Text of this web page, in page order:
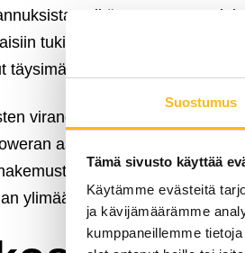
Suostumus
Tämä sivusto käyttää
Käytämme evästeitä
ja kävijämäärämme
kumppaneillemme
mikä nopeuttaa
tukimuotoihin ja auttaa
täysimääräisesti.
viranomaisten tarjoamat
asiantuntijat ovat
laatimiseen ja
ylimääräistä hallinnollista